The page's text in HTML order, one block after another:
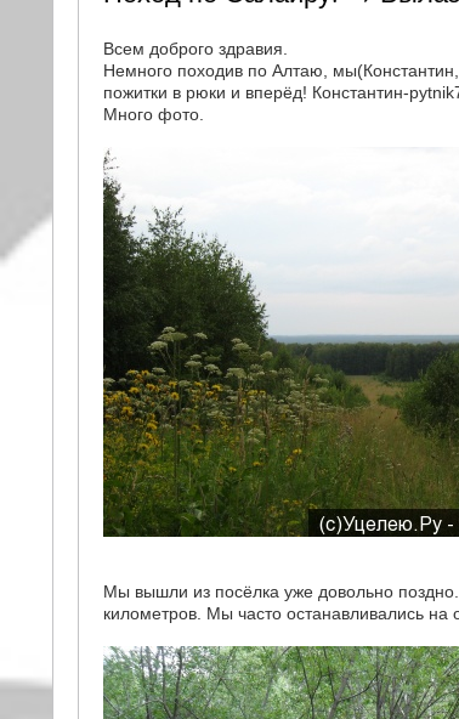
Всем доброго здравия.
Немного походив по Алтаю,
пожитки в рюки и вперёд! Константин-
Много фото.
Мы вышли из посёлка уже довольно
километров. Мы часто останавливались на